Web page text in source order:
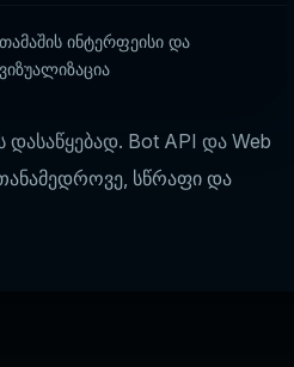
თამაშის ინტერფეისი და
ვიზუალიზაცია
დასაწყებად. Bot API და Web
სწრაფი და